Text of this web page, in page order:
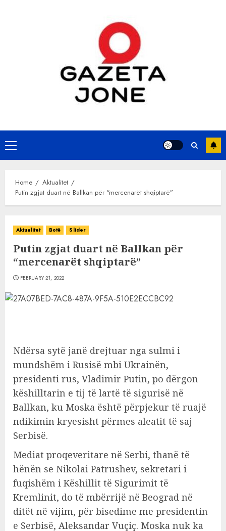
Primary
Menu
Home
Aktualitet
Putin zgjat duart në Ballkan për “mercenarët shqiptarë”
Aktualitet Botë Slider
Putin zgjat duart në Ballkan për
“mercenarët shqiptarë”
FEBRUARY 21, 2022
Ndërsa sytë janë drejtuar nga sulmi i
mundshëm i Rusisë mbi Ukrainën,
presidenti rus, Vladimir Putin, po dërgon
këshilltarin e tij të lartë të sigurisë në
Ballkan, ku Moska është përpjekur të ruajë
ndikimin kryesisht përmes aleatit të saj
Serbisë.
Mediat proqeveritare në Serbi, thanë të
hënën se Nikolai Patrushev, sekretari i
fuqishëm i Këshillit të Sigurimit të
Kremlinit, do të mbërrijë në Beograd në
ditët në vijim, për bisedime me presidentin
e Serbisë, Aleksandar Vuçiç. Moska nuk ka